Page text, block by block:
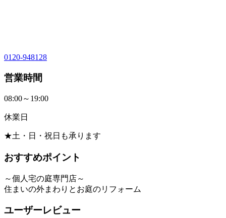
0120-948128
営業時間
08:00～19:00
休業日
★土・日・祝日も承ります
おすすめポイント
～個人宅の庭専門店～
住まいの外まわりとお庭のリフォーム
ユーザーレビュー